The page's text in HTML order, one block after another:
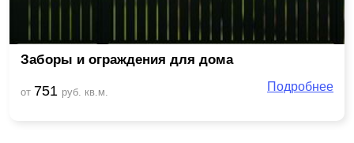
Заборы и ограждения для дома
от 751 руб. кв.м. Подробнее